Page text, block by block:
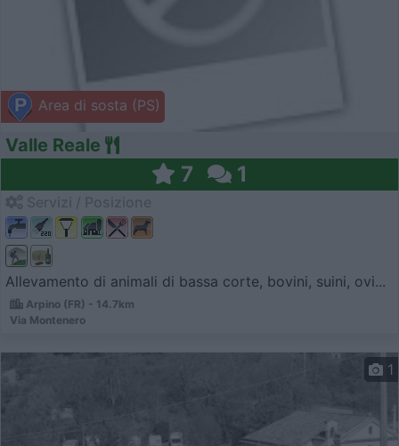
Area di sosta (PS)
Valle Reale
7 1
Allevamento di animali di bassa corte, bovini, suini, ovi...
Arpino (FR) - 14.7km
Via Montenero
1